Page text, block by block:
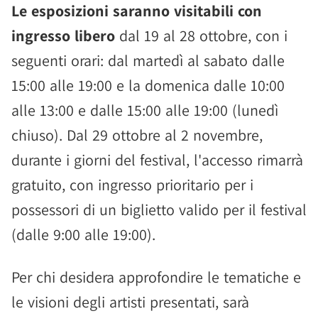
Le esposizioni saranno visitabili con
ingresso libero dal 19 al 28 ottobre, con i
seguenti orari: dal martedì al sabato dalle
15:00 alle 19:00 e la domenica dalle 10:00
alle 13:00 e dalle 15:00 alle 19:00 (lunedì
chiuso). Dal 29 ottobre al 2 novembre,
durante i giorni del festival, l'accesso rimarrà
gratuito, con ingresso prioritario per i
possessori di un biglietto valido per il festival
(dalle 9:00 alle 19:00).
Per chi desidera approfondire le tematiche e
le visioni degli artisti presentati, sarà